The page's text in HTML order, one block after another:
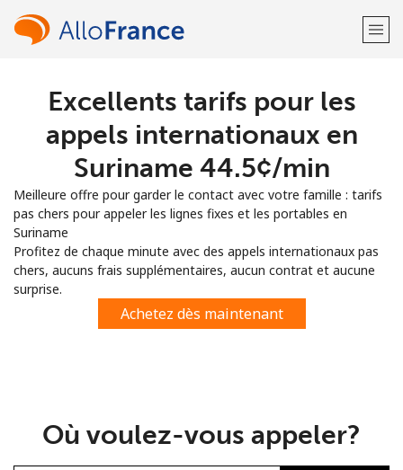
Bienvenue!
Vous avez déjà un compte?
S'enregistrer avec
ou
Excellents tarifs pour les
appels internationaux en
Suriname ⁦44.5¢⁩/min
Meilleure offre pour garder le contact avec votre famille : tarifs
pas chers pour appeler les lignes fixes et les portables en
Suriname
Profitez de chaque minute avec des appels internationaux pas
chers, aucuns frais supplémentaires, aucun contrat et aucune
surprise.
Achetez dès maintenant
Où voulez-vous appeler?